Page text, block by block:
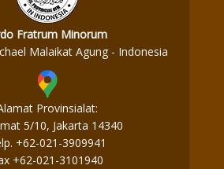
Fratrum Minorum
Malaikat Agung - Indonesia
Provinsialat:
5/10, Jakarta 14340
+62-021-3909941
+62-021-3101940